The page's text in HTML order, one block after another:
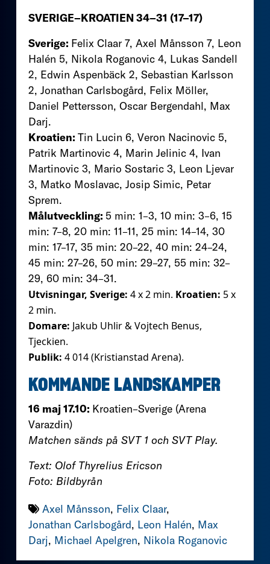
SVERIGE–KROATIEN 34–31 (17–17)
Sverige: Felix Claar 7, Axel Månsson 7, Leon
Halén 5, Nikola Roganovic 4, Lukas Sandell
2, Edwin Aspenbäck 2, Sebastian Karlsson
2, Jonathan Carlsbogård, Felix Möller,
Daniel Pettersson, Oscar Bergendahl, Max
Darj.
Kroatien: Tin Lucin 6, Veron Nacinovic 5,
Patrik Martinovic 4, Marin Jelinic 4, Ivan
Martinovic 3, Mario Sostaric 3, Leon Ljevar
3, Matko Moslavac, Josip Simic, Petar
Sprem.
Målutveckling: 5 min: 1–3, 10 min: 3–6, 15
min: 7–8, 20 min: 11–11, 25 min: 14–14, 30
min: 17–17, 35 min: 20–22, 40 min: 24–24,
45 min: 27–26, 50 min: 29–27, 55 min: 32–
29, 60 min: 34–31.
Utvisningar, Sverige: 4 x 2 min. Kroatien: 5 x
2 min.
Domare: Jakub Uhlir & Vojtech Benus,
Tjeckien.
Publik: 4 014 (Kristianstad Arena).
KOMMANDE LANDSKAMPER
16 maj 17.10: Kroatien–Sverige (Arena
Varazdin)
Matchen sänds på SVT 1 och SVT Play.
Text: Olof Thyrelius Ericson
Foto: Bildbyrån
Axel Månsson, Felix Claar,
Jonathan Carlsbogård, Leon Halén, Max
Darj, Michael Apelgren, Nikola Roganovic